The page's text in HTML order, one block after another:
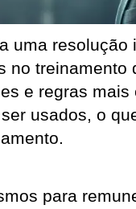
uma resolução
no treinamento
e regras
usados, o
para